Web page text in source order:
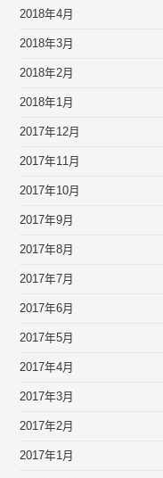
2018年4月
2018年3月
2018年2月
2018年1月
2017年12月
2017年11月
2017年10月
2017年9月
2017年8月
2017年7月
2017年6月
2017年5月
2017年4月
2017年3月
2017年2月
2017年1月